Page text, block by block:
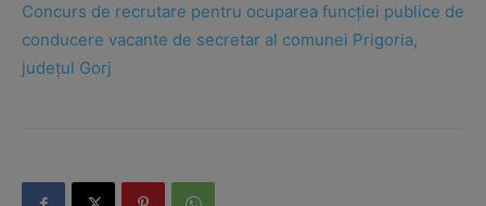
Concurs de recrutare pentru ocuparea funcției publice de
conducere vacante de secretar al comunei Prigoria,
județul Gorj